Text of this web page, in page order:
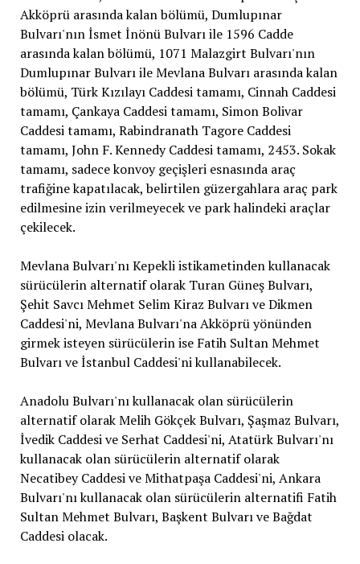
Akköprü arasında kalan bölümü, Dumlupınar
Bulvarı'nın İsmet İnönü Bulvarı ile 1596 Cadde
arasında kalan bölümü, 1071 Malazgirt Bulvarı'nın
Dumlupınar Bulvarı ile Mevlana Bulvarı arasında kalan
bölümü, Türk Kızılayı Caddesi tamamı, Cinnah Caddesi
tamamı, Çankaya Caddesi tamamı, Simon Bolivar
Caddesi tamamı, Rabindranath Tagore Caddesi
tamamı, John F. Kennedy Caddesi tamamı, 2453. Sokak
tamamı, sadece konvoy geçişleri esnasında araç
trafiğine kapatılacak, belirtilen güzergahlara araç park
edilmesine izin verilmeyecek ve park halindeki araçlar
çekilecek.
Mevlana Bulvarı'nı Kepekli istikametinden kullanacak
sürücülerin alternatif olarak Turan Güneş Bulvarı,
Şehit Savcı Mehmet Selim Kiraz Bulvarı ve Dikmen
Caddesi'ni, Mevlana Bulvarı'na Akköprü yönünden
girmek isteyen sürücülerin ise Fatih Sultan Mehmet
Bulvarı ve İstanbul Caddesi'ni kullanabilecek.
Anadolu Bulvarı'nı kullanacak olan sürücülerin
alternatif olarak Melih Gökçek Bulvarı, Şaşmaz Bulvarı,
İvedik Caddesi ve Serhat Caddesi'ni, Atatürk Bulvarı'nı
kullanacak olan sürücülerin alternatif olarak
Necatibey Caddesi ve Mithatpaşa Caddesi'ni, Ankara
Bulvarı'nı kullanacak olan sürücülerin alternatifi Fatih
Sultan Mehmet Bulvarı, Başkent Bulvarı ve Bağdat
Caddesi olacak.